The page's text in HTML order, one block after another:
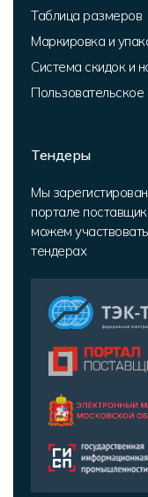
Таблица размеров
Маркировка и
Система скидок и
Пользовательское
Тендеры
Мы
портале
можем
тендерах